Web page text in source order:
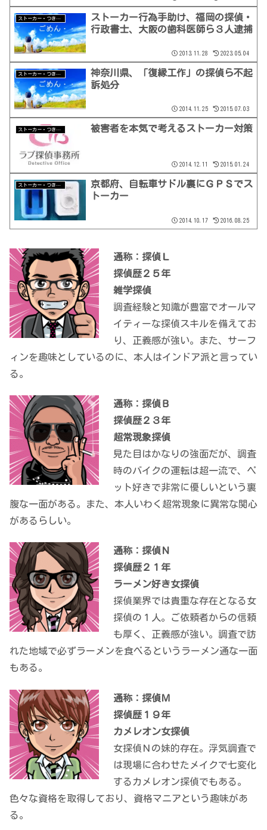
ストーカー・つきまとい
ストーカー行為手助け、福岡の探偵・
行政書士、大阪の歯科医師ら３人逮捕
2013.11.28 2023.05.04
ストーカー・つきまとい
神奈川県、「復縁工作」の探偵ら不起
訴処分
2014.11.25 2015.07.03
ストーカー・つきまとい 被害者を本気で考えるストーカー対策
2014.12.11 2015.01.24
ストーカー・つきまとい
京都府、自転車サドル裏にＧＰＳでス
トーカー
2014.10.17 2016.08.25
通称：探偵Ｌ
探偵歴２５年
雑学探偵
調査経験と知識が豊富でオールマ
イティーな探偵スキルを備えてお
り、正義感が強い。また、サーフ
ィンを趣味としているのに、本人はインドア派と言ってい
る。
通称：探偵Ｂ
探偵歴２３年
超常現象探偵
見た目はかなりの強面だが、調査
時のバイクの運転は超一流で、ペ
ット好きで非常に優しいという裏
腹な一面がある。また、本人いわく超常現象に異常な関心
があるらしい。
通称：探偵Ｎ
探偵歴２１年
ラーメン好き女探偵
探偵業界では貴重な存在となる女
探偵の１人。ご依頼者からの信頼
も厚く、正義感が強い。調査で訪
れた地域で必ずラーメンを食べるというラーメン通な一面
もある。
通称：探偵Ｍ
探偵歴１９年
カメレオン女探偵
女探偵Ｎの妹的存在。浮気調査で
は現場に合わせたメイクで七変化
するカメレオン探偵でもある。
色々な資格を取得しており、資格マニアという趣味があ
る。